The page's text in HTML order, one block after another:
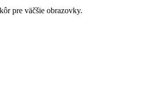
pre väčšie obrazovky.